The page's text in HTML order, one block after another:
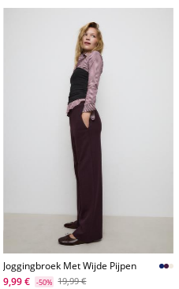
Joggingbroek Met Wijde Pijpen
9,99 €
-50% 19,99 €